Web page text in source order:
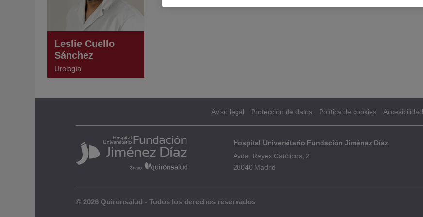
Leslie Cuello
Sánchez
Urología
Aviso legal Protección de datos Política de cookies Accesibilidad
Hospital Universitario Fundación Jiménez Díaz
Avda. Reyes Católicos, 2
28040 Madrid
© 2026 Quirónsalud - Todos los derechos reservados